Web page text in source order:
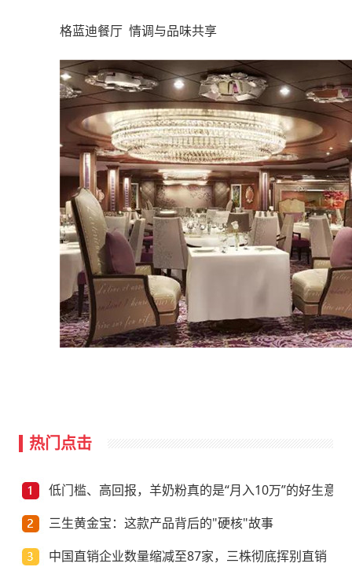
格蓝迪餐厅 情调与品味共享
热门点击
低门槛、高回报，羊奶粉真的是“月入10万”的好生意？
三生黄金宝：这款产品背后的"硬核"故事
中国直销企业数量缩减至87家，三株彻底挥别直销